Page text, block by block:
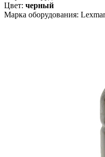
Цвет: черный
Марка оборудования: